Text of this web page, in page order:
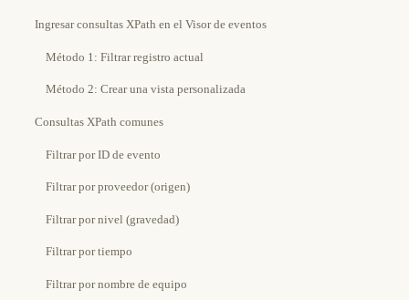
Ingresar consultas XPath en el Visor de eventos
Método 1: Filtrar registro actual
Método 2: Crear una vista personalizada
Consultas XPath comunes
Filtrar por ID de evento
Filtrar por proveedor (origen)
Filtrar por nivel (gravedad)
Filtrar por tiempo
Filtrar por nombre de equipo